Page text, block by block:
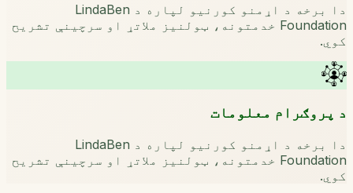
دا برخه د اړمنو کورنیو لپاره د LindaBen
Foundation خدمتونه، ټولنیز ملاتړ او سرچینې تشریح
کوي.
د پروګرام معلومات
دا برخه د اړمنو کورنیو لپاره د LindaBen
Foundation خدمتونه، ټولنیز ملاتړ او سرچینې تشریح
کوي.